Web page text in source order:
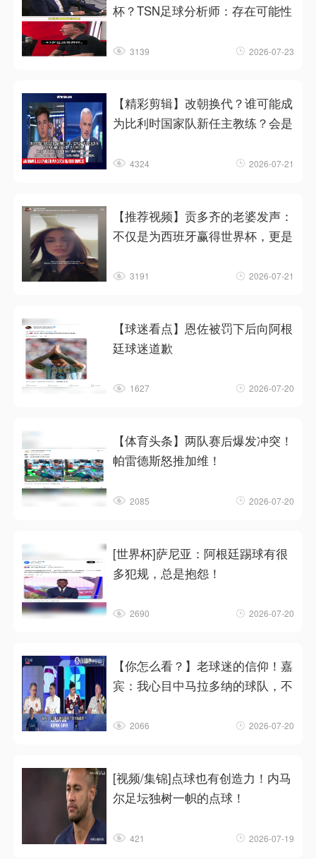
杯？TSN足球分析师：存在可能性
3139 2026-07-23
【精彩剪辑】改朝换代？谁可能成
为比利时国家队新任主教练？会是
4324 2026-07-21
【推荐视频】贡多齐的老婆发声：
不仅是为西班牙赢得世界杯，更是
3191 2026-07-21
【球迷看点】恩佐被罚下后向阿根
廷球迷道歉
1627 2026-07-20
【体育头条】两队赛后爆发冲突！
帕雷德斯怒推加维！
2085 2026-07-20
[世界杯]萨尼亚：阿根廷踢球有很
多犯规，总是抱怨！
2690 2026-07-20
【你怎么看？】老球迷的信仰！嘉
宾：我心目中马拉多纳的球队，不
2066 2026-07-20
[视频/集锦]点球也有创造力！内马
尔足坛独树一帜的点球！
421 2026-07-19